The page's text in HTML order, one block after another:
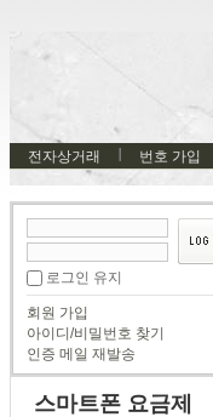
전자상거래 번호 가입
로그인 유지
회원 가입
아이디/비밀번호 찾기
인증 메일 재발송
스마트폰 요금제